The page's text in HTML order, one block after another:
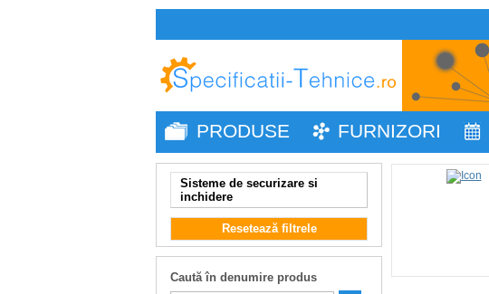
PRODUSE FURNIZORI
Sisteme de securizare si
inchidere
Resetează filtrele
Caută în denumire produs